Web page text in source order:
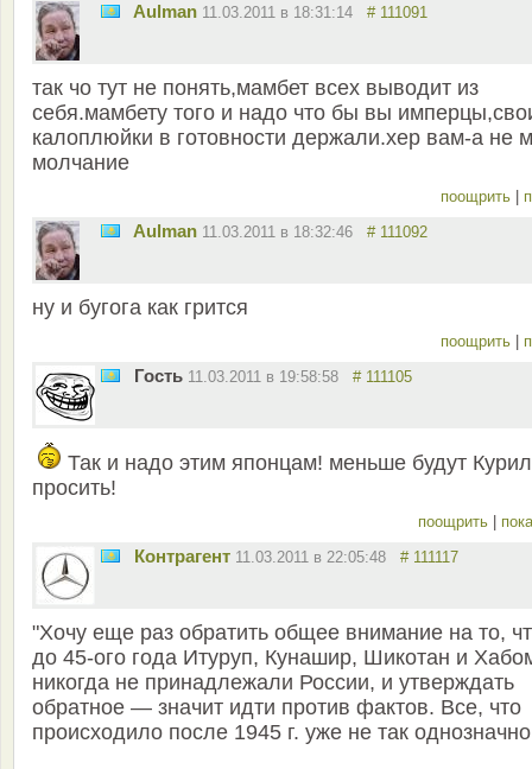
Aulman 11.03.2011 в 18:31:14 # 111091
так чо тут не понять,мамбет всех выводит из
себя.мамбету того и надо что бы вы
калоплюйки в готовности держали.хер вам-а не
молчание
поощрить
Aulman 11.03.2011 в 18:32:46 # 111092
ну и бугога как грится
поощрить
Гость 11.03.2011 в 19:58:58 # 111105
Так и надо этим японцам! меньше будут
просить!
поощрить
Контрагент 11.03.2011 в 22:05:48 # 111117
"Хочу еще раз обратить общее внимание на то,
до 45-ого года Итуруп, Кунашир, Шикотан и
никогда не принадлежали России, и утверждать
обратное — значит идти против фактов. Все, что
происходило после 1945 г. уже не так